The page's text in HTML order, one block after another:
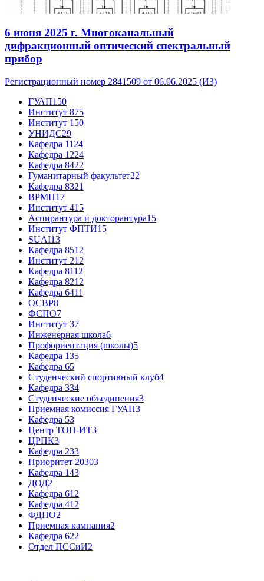
6 июня 2025 г. Многоканальный
дифракционный оптический спектральный
прибор
Регистрационный номер 2841509 от 06.06.2025 (ИЗ)
ГУАП150
Институт 875
Институт 1 50
УНИДС29
Кафедра 11 24
Кафедра 1224
Кафедра 8422
Гуманитарный факультет22
Кафедра 8321
ВРМП17
Институт 415
Аспирантура и докторантура15
Институт ФПТИ15
SUAI13
Кафедра 8512
Институт 212
Кафедра 8112
Кафедра 8212
Кафедра 6411
ОСВР8
ФСПО7
Институт 37
Инженерная школа6
Профориентация (школы)5
Кафедра 135
Кафедра 65
Студенческий спортивный клуб4
Кафедра 334
Студенческие объединения3
Приемная комиссия ГУАП3
Кафедра 53
Центр ТОП-ИТ3
ЦРПК3
Кафедра 233
Приоритет 20303
Кафедра 143
ДОД2
Кафедра 61 2
Кафедра 41 2
ФДПО2
Приемная кампания2
Кафедра 622
Отдел ПССиИ2